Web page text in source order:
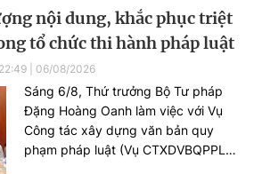
sát nhân dân, Tòa án nhân dân và
công tác thi hành án.
nội dung, khắc phục triệt
tổ chức thi hành pháp luật
22:49 06/08/2026
Sáng 6/8, Thứ trưởng Bộ Tư pháp
Đặng Hoàng Oanh làm việc với Vụ
Công tác xây dựng văn bản quy
phạm pháp luật (Vụ CTXDVBQPPL)